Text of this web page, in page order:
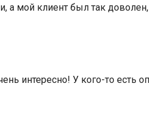
мой клиент был так
интересно! У кого-то есть